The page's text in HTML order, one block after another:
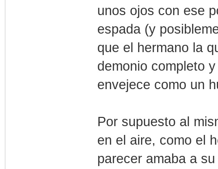
unos ojos con ese
espada (y
que el hermano la
demonio completo
envejece como un
Por supuesto al
en el aire, como el
parecer amaba a